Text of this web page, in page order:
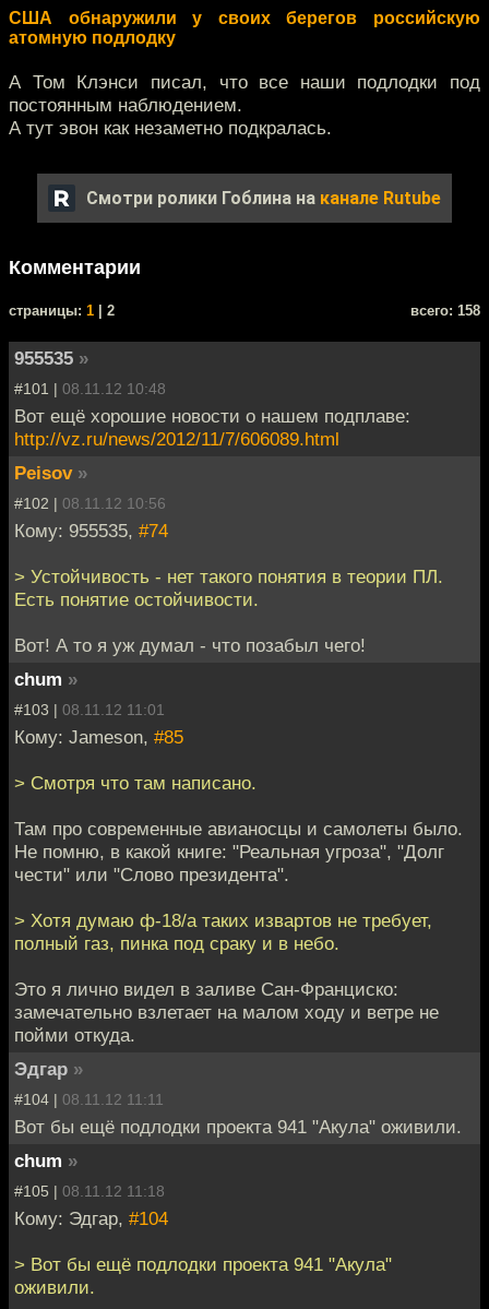
США обнаружили у своих берегов российскую
атомную подлодку
А Том Клэнси писал, что все наши подлодки под
постоянным наблюдением.
А тут эвон как незаметно подкралась.
Смотри ролики Гоблина на канале Rutube
Комментарии
cтраницы: 1 | 2 всего: 158
955535 »
#101 | 08.11.12 10:48
Вот ещё хорошие новости о нашем подплаве:
http://vz.ru/news/2012/11/7/606089.html
Peisov »
#102 | 08.11.12 10:56
Кому: 955535, #74
> Устойчивость - нет такого понятия в теории ПЛ.
Есть понятие остойчивости.
Вот! А то я уж думал - что позабыл чего!
chum »
#103 | 08.11.12 11:01
Кому: Jameson, #85
> Смотря что там написано.
Там про современные авианосцы и самолеты было.
Не помню, в какой книге: "Реальная угроза", "Долг
чести" или "Слово президента".
> Хотя думаю ф-18/а таких извартов не требует,
полный газ, пинка под сраку и в небо.
Это я лично видел в заливе Сан-Франциско:
замечательно взлетает на малом ходу и ветре не
пойми откуда.
Эдгар »
#104 | 08.11.12 11:11
Вот бы ещё подлодки проекта 941 "Акула" оживили.
chum »
#105 | 08.11.12 11:18
Кому: Эдгар, #104
> Вот бы ещё подлодки проекта 941 "Акула"
оживили.